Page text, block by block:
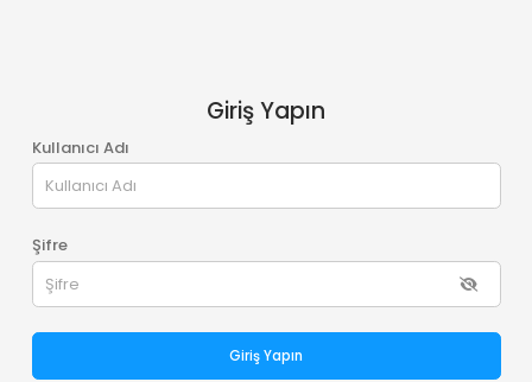
Giriş Yapın
Kullanıcı Adı
Şifre
Giriş Yapın